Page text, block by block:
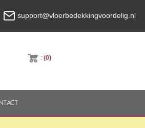
support@vloerbedekkingvoordelig.nl
:(0)